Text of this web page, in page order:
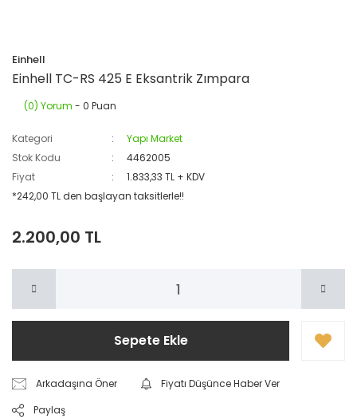
Einhell
Einhell TC-RS 425 E Eksantrik Zımpara
(0) Yorum - 0 Puan
Kategori
Yapı Market
Stok Kodu
4462005
Fiyat
1.833,33 TL + KDV
*242,00 TL den başlayan taksitlerle!!
2.200,00 TL
Sepete Ekle
Arkadaşına Öner
Fiyatı Düşünce Haber Ver
Paylaş